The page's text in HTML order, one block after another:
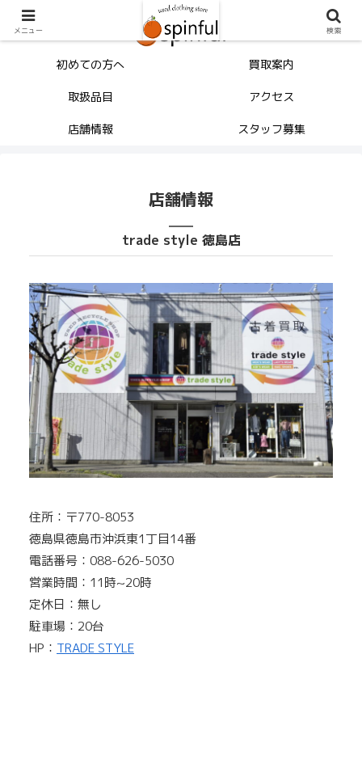
初めての方へ 買取案内
取扱品目 アクセス
店舗情報 スタッフ募集
店舗情報
trade style 徳島店
住所：〒770-8053
徳島県徳島市沖浜東1丁目14番
電話番号：088-626-5030
営業時間：11時~20時
定休日：無し
駐車場：20台
HP： TRADE STYLE
メニュー 検索